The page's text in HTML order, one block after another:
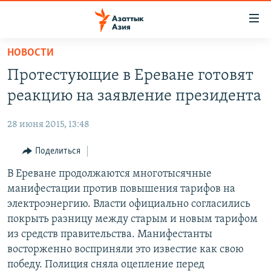
Вернуться
основному
содержанию
Вернутся
навигации
Вернутся
поиску
КАЗАХСТАН
УЗБЕКИСТАН
ТАДЖИКИСТАН
НОВОСТИ
ВОЙНА В УКРАИНЕ
НА ДРУГИХ ЯЗЫКАХ
ҚАЗАҚША
КЫРГЫЗЧА
ЎЗБЕКЧА
ТОҶИКӢ
TÜRKMENÇE
Все сайты РСЕ/РС
НОВОСТИ
Протестующие в Ереване готовят
реакцию на заявление президента
28 июня 2015, 13:48
Поделиться
В Ереване продолжаются многотысячные
манифестации против повышения тарифов на
электроэнергию. Власти официально согласились
покрыть разницу между старым и новым тарифом
из средств правительства. Манифестанты
восторженно восприняли это известие как свою
победу. Полиция сняла оцепление перед